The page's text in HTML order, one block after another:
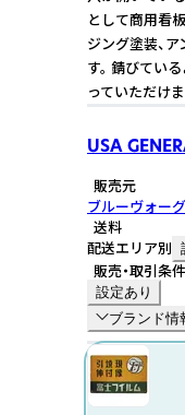
として商用看
ジング塗装、
す。 錆びてい
っていただけま
USA
販売元
ブルーヴォー
送料
配送エリア別
販売・取引条件
設定あり
ブランド情